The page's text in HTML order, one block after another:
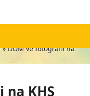
»DOM ve fotografii na
KHS